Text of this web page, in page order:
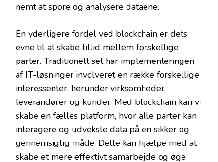
nemt at spore og analysere dataene.
En yderligere fordel ved blockchain er dets
evne til at skabe tillid mellem forskellige
parter. Traditionelt set har implementeringen
af IT-løsninger involveret en række forskellige
interessenter, herunder virksomheder,
leverandører og kunder. Med blockchain kan vi
skabe en fælles platform, hvor alle parter kan
interagere og udveksle data på en sikker og
gennemsigtig måde. Dette kan hjælpe med at
skabe et mere effektivt samarbejde og øge